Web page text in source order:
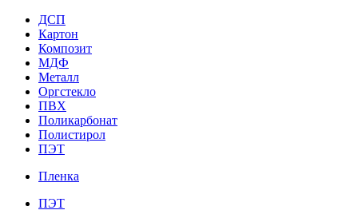
ДСП
Картон
Композит
МДФ
Металл
Оргстекло
ПВХ
Поликарбонат
Полистирол
ПЭТ
Пленка
ПЭТ